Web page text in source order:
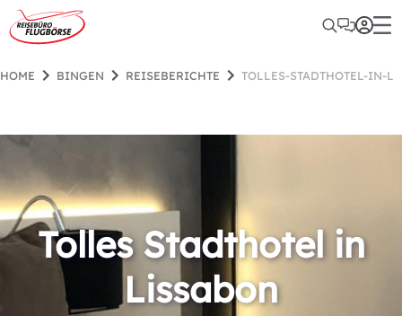
HOME BINGEN REISEBERICHTE TOLLES-STADTHOTEL-IN-
Tolles Stadthotel in
Lissabon